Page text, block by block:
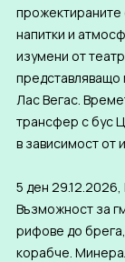
прожектираните
напитки и
изумени от
представляващо
Лас Вегас.
трансфер с бус
в зависимост от
5 ден
Възможност за
рифове до
корабче.